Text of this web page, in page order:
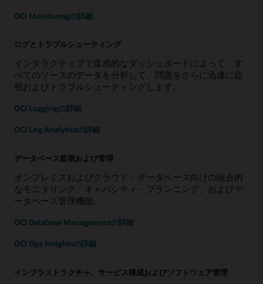
OCI Monitoringの詳細
ログとトラブルシューティング
インタラクティブで直感的なダッシュボードによって、す
べてのソースのデータを分析して、問題をさらに迅速に監
視およびトラブルシューティングします。
OCI Loggingの詳細
OCI Log Analyticsの詳細
データベース監視および管理
オンプレミスおよびクラウド・データベース向けの統合的
なモニタリング、キャパシティ・プランニング、およびデ
ータベース管理機能。
OCI Database Managementの詳細
OCI Ops Insightsの詳細
インフラストラクチャ、サービス構成およびソフトウェア管理